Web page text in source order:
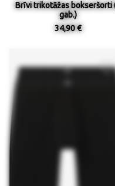
Brīvi trikotāžas bokseršorti
gab.)
34,90 €